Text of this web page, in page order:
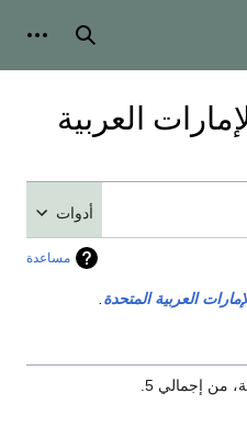
بحث
العربية
أدوات
مساعدة
العربية المتحدة